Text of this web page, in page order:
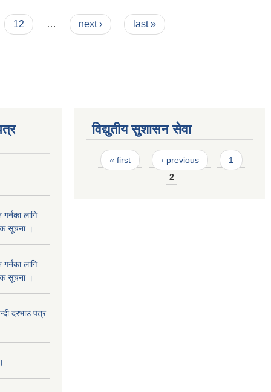
12 … next › last »
लागि
सूचना ।
लागि
सूचना ।
दरभाउ पत्र
विद्युतीय सुशासन सेवा
Pages
« first ‹ previous
1
2